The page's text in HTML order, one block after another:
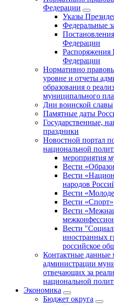
Федерации
Указы
Федеральные
Федерации
Распоряжения
Федерации
Нормативно
уровне и отчеты
образования о
муниципального
Дни воинской славы
Памятные даты
Государственные,
праздники
Новостной портал
национальной
мероприятия
Вести
Вести
народов
Вести
Вести «Спорт»
Вести
Вести
иностранных
российское
Контактные
администрации
отвечающих за
национальной
Экономика
Бюджет округa